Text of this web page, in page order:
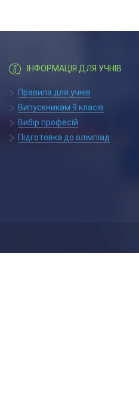
ІНФОРМАЦІЯ ДЛЯ УЧНІВ
Правила для учнів
Випускникам 9 класів
Вибір професій
Підготовка до олімпіад